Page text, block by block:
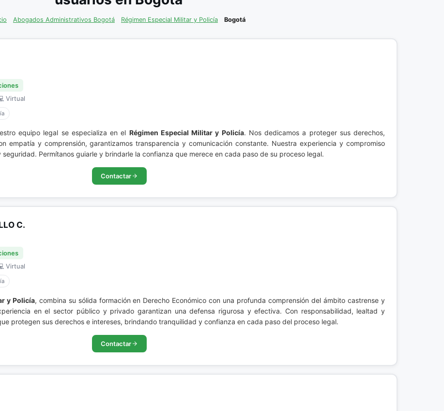
Abogados Administrativos Bogotá Régimen Especial Militar y Policía Bogotá
Virtual
equipo legal se especializa en el Régimen Especial Militar y Policía. Nos dedicamos a proteger sus derechos,
empatía y comprensión, garantizamos transparencia y comunicación constante. Nuestra experiencia y compromiso
Permítanos guiarle y brindarle la confianza que merece en cada paso de su proceso legal.
Contactar
C.
Virtual
y Policía, combina su sólida formación en Derecho Económico con una profunda comprensión del ámbito castrense y
en el sector público y privado garantizan una defensa rigurosa y efectiva. Con responsabilidad, lealtad y
protegen sus derechos e intereses, brindando tranquilidad y confianza en cada paso del proceso legal.
Contactar